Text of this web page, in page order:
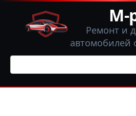
Перейти
контенту
M-
Ремонт и
автомобилей
Поиск: